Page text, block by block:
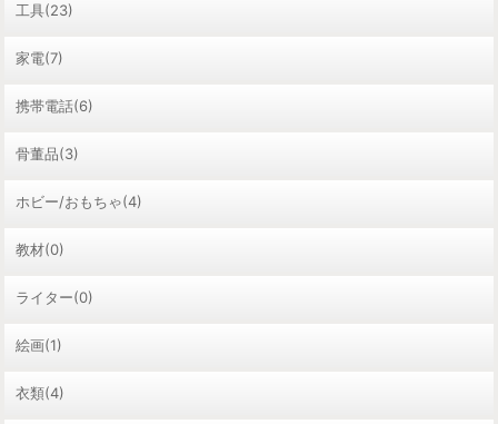
工具(23)
家電(7)
携帯電話(6)
骨董品(3)
ホビー/おもちゃ(4)
教材(0)
ライター(0)
絵画(1)
衣類(4)